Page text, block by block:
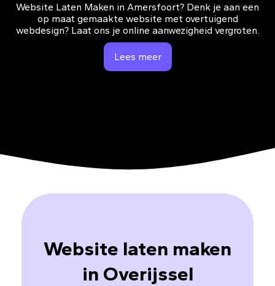
Website Laten Maken in Amersfoort? Denk je aan een
op maat gemaakte website met overtuigend
webdesign? Laat ons je online aanwezigheid vergroten.
Lees meer
Website laten maken
in Overijssel